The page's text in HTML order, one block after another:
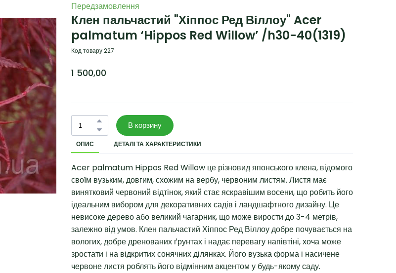
Передзамовлення
Клен пальчастий "Хіппос Ред Віллоу" Acer
palmatum ‘Hippos Red Willow’ /h30-40(1319)
Код товару 227
1 500,00
В корзину
ОПИС ДЕТАЛІ ТА ХАРАКТЕРИСТИКИ
Acer palmatum Hippos Red Willow це різновид японського клена, відомого
своїм вузьким, довгим, схожим на вербу, червоним листям. Листя має
винятковий червоний відтінок, який стає яскравішим восени, що робить його
ідеальним вибором для декоративних садів і ландшафтного дизайну. Це
невисоке дерево або великий чагарник, що може вирости до 3-4 метрів,
залежно від умов. Клен пальчастий Хіппос Ред Віллоу добре почувається на
вологих, добре дренованих ґрунтах і надає перевагу напівтіні, хоча може
зростати і на відкритих сонячних ділянках. Його вузька форма і насичене
червоне листя роблять його відмінним акцентом у будь-якому саду.